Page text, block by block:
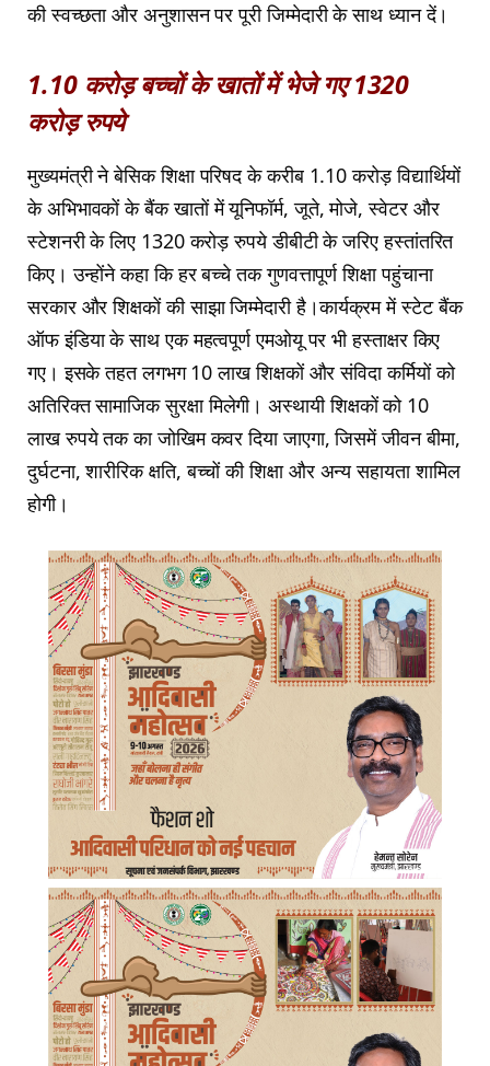
की स्वच्छता और अनुशासन पर पूरी जिम्मेदारी के साथ ध्यान दें।
1.10 करोड़ बच्चों के खातों में भेजे गए 1320
करोड़ रुपये
मुख्यमंत्री ने बेसिक शिक्षा परिषद के करीब 1.10 करोड़ विद्यार्थियों
के अभिभावकों के बैंक खातों में यूनिफॉर्म, जूते, मोजे, स्वेटर और
स्टेशनरी के लिए 1320 करोड़ रुपये डीबीटी के जरिए हस्तांतरित
किए। उन्होंने कहा कि हर बच्चे तक गुणवत्तापूर्ण शिक्षा पहुंचाना
सरकार और शिक्षकों की साझा जिम्मेदारी है।कार्यक्रम में स्टेट बैंक
ऑफ इंडिया के साथ एक महत्वपूर्ण एमओयू पर भी हस्ताक्षर किए
गए। इसके तहत लगभग 10 लाख शिक्षकों और संविदा कर्मियों को
अतिरिक्त सामाजिक सुरक्षा मिलेगी। अस्थायी शिक्षकों को 10
लाख रुपये तक का जोखिम कवर दिया जाएगा, जिसमें जीवन बीमा,
दुर्घटना, शारीरिक क्षति, बच्चों की शिक्षा और अन्य सहायता शामिल
होगी।